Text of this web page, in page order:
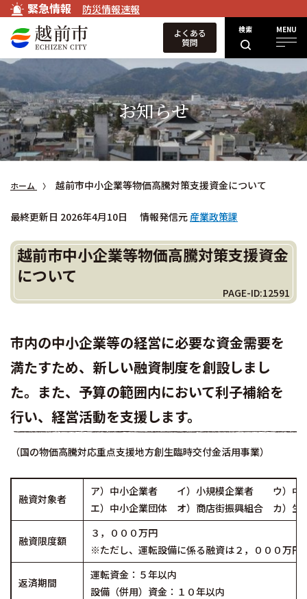
緊急情報 防災情報速報
検索 MENU
よくある
質問
お知らせ
ホーム 越前市中小企業等物価高騰対策支援資金について
最終更新日 2026年4月10日 情報発信元 産業政策課
越前市中小企業等物価高騰対策支援資金
について
PAGE-ID:12591
市内の中小企業等の経営に必要な資金需要を
満たすため、新しい融資制度を創設しまし
た。また、予算の範囲内において利子補給を
行い、経営活動を支援します。
（国の物価高騰対応重点支援地方創生臨時交付金活用事業）
融資対象者
ア）中小企業者 イ）小規模企業者 ウ）中小
エ）中小企業団体 オ）商店街振興組合 カ）生
融資限度額
３，０００万円
※ただし、運転設備に係る融資は２，０００万円
返済期間
運転資金：５年以内
設備（併用）資金：１０年以内